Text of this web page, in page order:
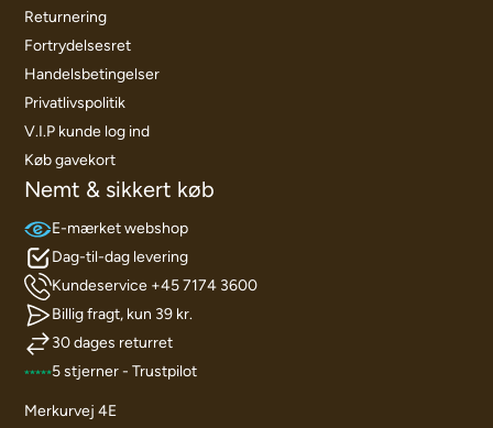
Returnering
Fortrydelsesret
Handelsbetingelser
Privatlivspolitik
V.I.P kunde log ind
Køb gavekort
Nemt & sikkert køb
E-mærket webshop
Dag-til-dag levering
Kundeservice +45 7174 3600
Billig fragt, kun 39 kr.
30 dages returret
5 stjerner - Trustpilot
Merkurvej 4E